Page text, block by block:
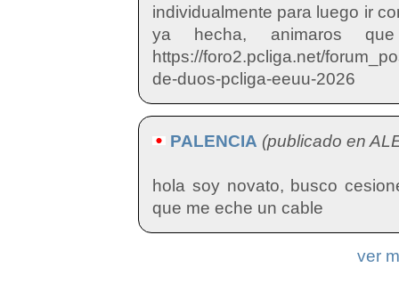
individualmente para luego ir
ya hecha, animaros
https://foro2.pcliga.net/
de-duos-pcliga-eeuu-2026
PALENCIA (publicado en
hola soy novato, busco
que me eche un cable
ver